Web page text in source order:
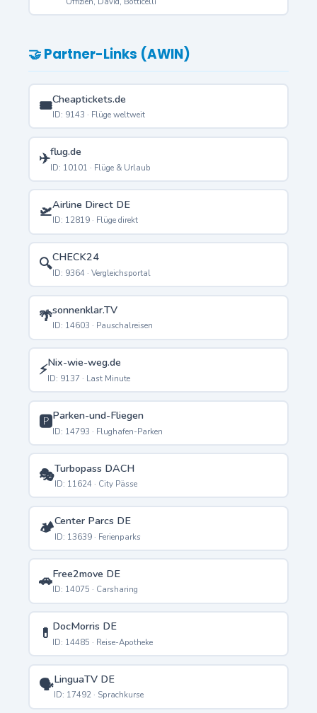
🤝 Partner-Links (AWIN)
🎟️Cheaptickets.de
ID: 9143 · Flüge weltweit
✈️flug.de
ID: 10101 · Flüge & Urlaub
🛫Airline Direct DE
ID: 12819 · Flüge direkt
🔍CHECK24
ID: 9364 · Vergleichsportal
🌴sonnenklar.TV
ID: 14603 · Pauschalreisen
⚡Nix-wie-weg.de
ID: 9137 · Last Minute
🅿️Parken-und-Fliegen
ID: 14793 · Flughafen-Parken
🎭Turbopass DACH
ID: 11624 · City Pässe
🏕️Center Parcs DE
ID: 13639 · Ferienparks
🚗Free2move DE
ID: 14075 · Carsharing
💊 DocMorris DE
ID: 14485 · Reise-Apotheke
🗣️LinguaTV DE
ID: 17492 · Sprachkurse